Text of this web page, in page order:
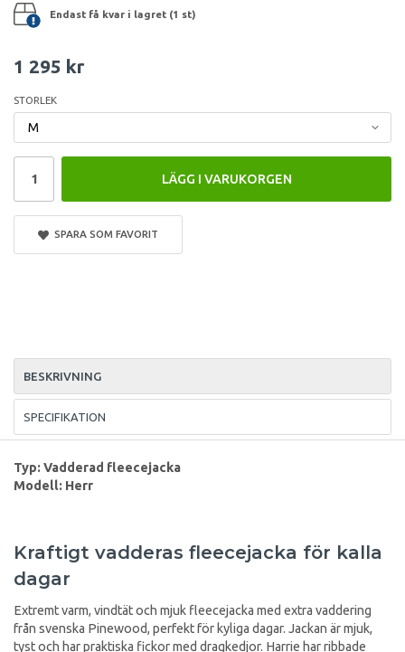
Endast få kvar i lagret (1 st)
1 295 kr
STORLEK
LÄGG I VARUKORGEN
SPARA SOM FAVORIT
BESKRIVNING
SPECIFIKATION
Typ: Vadderad fleecejacka
Modell: Herr
Kraftigt vadderas fleecejacka för kalla
dagar
Extremt varm, vindtät och mjuk fleecejacka med extra vaddering
från svenska Pinewood, perfekt för kyliga dagar. Jackan är mjuk,
tyst och har praktiska fickor med dragkedjor. Harrie har ribbade